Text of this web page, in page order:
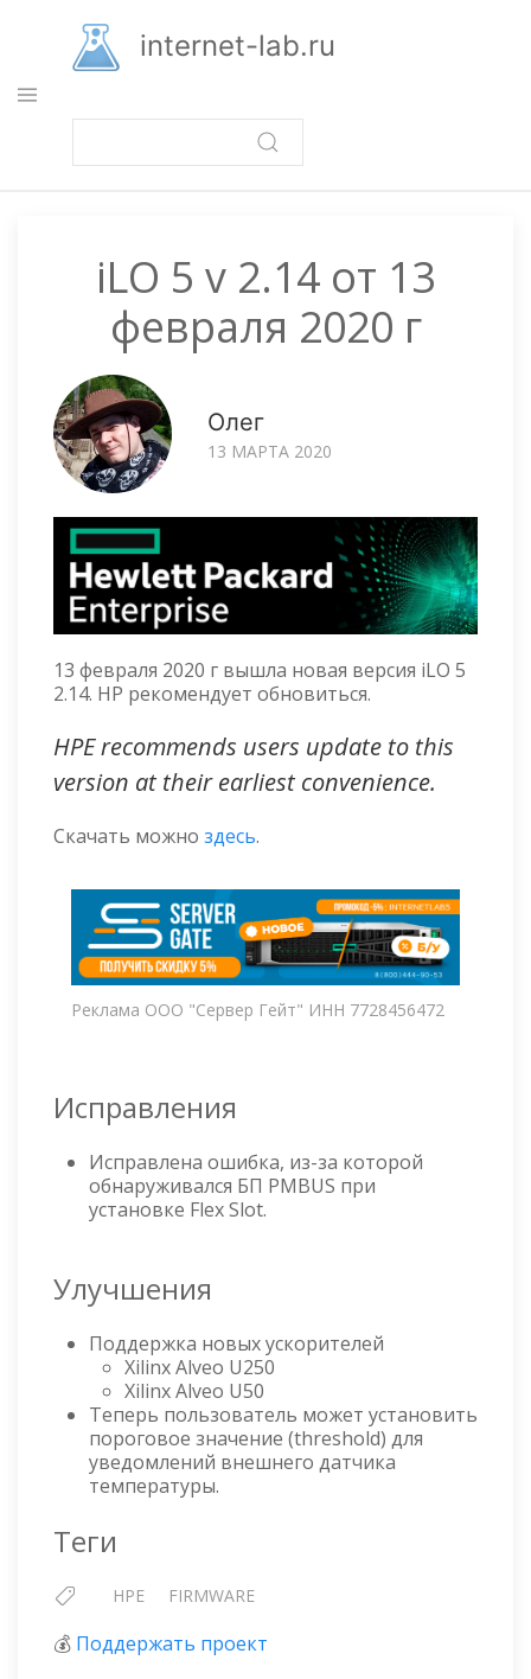
основному
содержанию
internet-lab.ru
iLO 5 v 2.14 от 13
февраля 2020 г
Олег
13 МАРТА 2020
13 февраля 2020 г вышла новая версия iLO 5
2.14. HP рекомендует обновиться.
HPE recommends users update to this
version at their earliest convenience.
Скачать можно здесь.
Реклама ООО "Сервер Гейт" ИНН 7728456472
Исправления
Исправлена ошибка, из-за которой
обнаруживался БП PMBUS при
установке Flex Slot.
Улучшения
Поддержка новых ускорителей
Xilinx Alveo U250
Xilinx Alveo U50
Теперь пользователь может установить
пороговое значение (threshold) для
уведомлений внешнего датчика
температуры.
Теги
HPE FIRMWARE
💰 Поддержать проект